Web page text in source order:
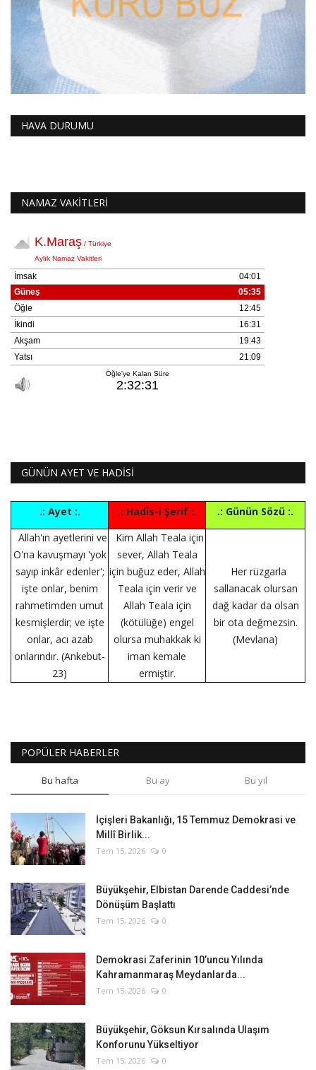
HAVA DURUMU
NAMAZ VAKİTLERİ
GÜNÜN AYET VE HADİSİ
.: Ayet :. .: Hadis-i Şerif :.
.: Günün Sözü :.
Allah'ın ayetlerini ve
O'na kavuşmayı 'yok
sayıp inkâr edenler';
işte onlar, benim
rahmetimden umut
kesmişlerdir; ve işte
onlar, acı azab
onlarındır. (Ankebut-
23)
Kim Allah Teala için
sever, Allah Teala
için buğuz eder, Allah
Teala için verir ve
Allah Teala için
(kötülüğe) engel
olursa muhakkak ki
iman kemale
ermiştir.
Her rüzgarla
sallanacak olursan
dağ kadar da olsan
bir ota değmezsin.
(Mevlana)
POPÜLER HABERLER
Bu hafta Bu ay Bu yıl
İçişleri Bakanlığı, 15 Temmuz Demokrasi ve
Millî Birlik...
Tem 15, 2026 0
Büyükşehir, Elbistan Darende Caddesi’nde
Dönüşüm Başlattı
Tem 15, 2026 0
Demokrasi Zaferinin 10’uncu Yılında
Kahramanmaraş Meydanlarda...
Tem 15, 2026 0
Büyükşehir, Göksun Kırsalında Ulaşım
Konforunu Yükseltiyor
Tem 15, 2026 0